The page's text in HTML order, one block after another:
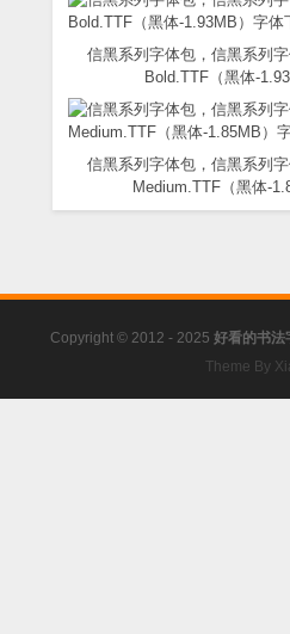
信黑系列字体包，信黑系列
Bold.TTF（黑体-
信黑系列字体包，信黑系列
Medium.TTF（黑体-
Copyright © 2012 - 2025 好看的书法
Theme By